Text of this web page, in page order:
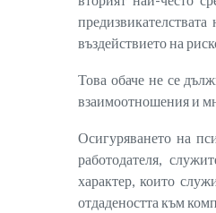
въздействието на
Това обаче не се
взаимоотношения и
Осигуряването на
работодателя,
характер, които
отдадеността към